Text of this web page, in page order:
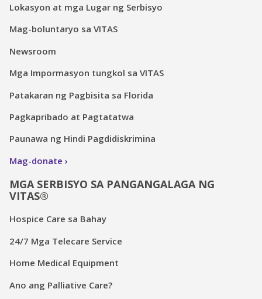
Lokasyon at mga Lugar ng Serbisyo
Mag-boluntaryo sa VITAS
Newsroom
Mga Impormasyon tungkol sa VITAS
Patakaran ng Pagbisita sa Florida
Pagkapribado at Pagtatatwa
Paunawa ng Hindi Pagdidiskrimina
Mag-donate
MGA SERBISYO SA PANGANGALAGA NG
VITAS®
Hospice Care sa Bahay
24/7 Mga Telecare Service
Home Medical Equipment
Ano ang Palliative Care?